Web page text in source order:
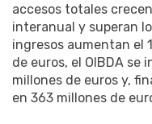
accesos totales
interanual y superan
ingresos aumentan el
de euros, el OIBDA se
millones de euros y,
en 363 millones de